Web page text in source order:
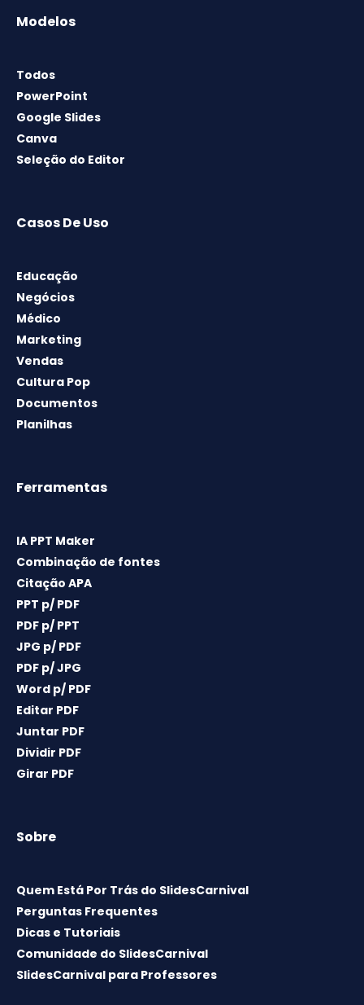
Modelos
Todos
PowerPoint
Google Slides
Canva
Seleção do Editor
Casos De Uso
Educação
Negócios
Médico
Marketing
Vendas
Cultura Pop
Documentos
Planilhas
Ferramentas
IA PPT Maker
Combinação de fontes
Citação APA
PPT p/ PDF
PDF p/ PPT
JPG p/ PDF
PDF p/ JPG
Word p/ PDF
Editar PDF
Juntar PDF
Dividir PDF
Girar PDF
Sobre
Quem Está Por Trás do SlidesCarnival
Perguntas Frequentes
Dicas e Tutoriais
Comunidade do SlidesCarnival
SlidesCarnival para Professores